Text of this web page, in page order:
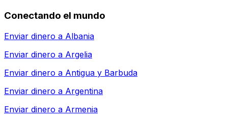
Conectando el mundo
Enviar dinero a Albania
Enviar dinero a Argelia
Enviar dinero a Antigua y Barbuda
Enviar dinero a Argentina
Enviar dinero a Armenia